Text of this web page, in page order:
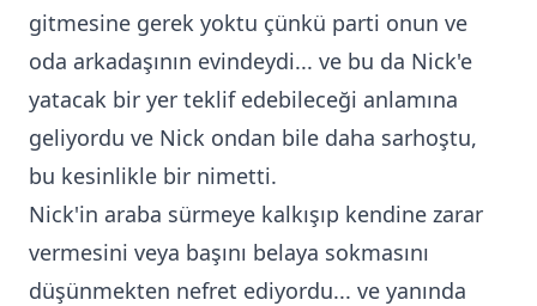
gitmesine gerek yoktu çünkü parti onun ve
oda arkadaşının evindeydi... ve bu da Nick'e
yatacak bir yer teklif edebileceği anlamına
geliyordu ve Nick ondan bile daha sarhoştu,
bu kesinlikle bir nimetti.
Nick'in araba sürmeye kalkışıp kendine zarar
vermesini veya başını belaya sokmasını
düşünmekten nefret ediyordu... ve yanında